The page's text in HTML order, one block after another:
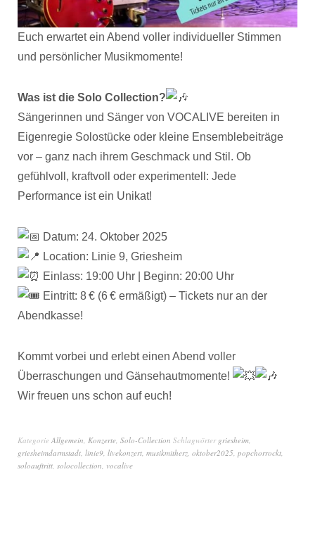
Euch erwartet ein Abend voller individueller Stimmen
und persönlicher Musikmomente!
Was ist die Solo Collection?
Sängerinnen und Sänger von VOCALIVE bereiten in
Eigenregie Solostücke oder kleine Ensemblebeiträge
vor – ganz nach ihrem Geschmack und Stil. Ob
gefühlvoll, kraftvoll oder experimentell: Jede
Performance ist ein Unikat!
Datum: 24. Oktober 2025
Location: Linie 9, Griesheim
Einlass: 19:00 Uhr | Beginn: 20:00 Uhr
Eintritt: 8 € (6 € ermäßigt) – Tickets nur an der
Abendkasse!
Kommt vorbei und erlebt einen Abend voller
Überraschungen und Gänsehautmomente!
Wir freuen uns schon auf euch!
Kategorie Allgemein, Konzerte, Solo-Collection Schlagwörter griesheim,
griesheimdarmstadt, linie9, livekonzert, musikmitherz, oktober2025, popchorrockt,
soloauftritt, solocollection, vocalive